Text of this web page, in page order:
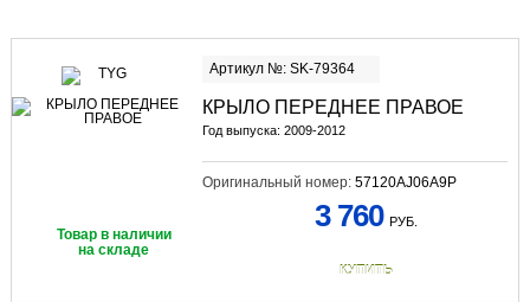
Артикул №: SK-79364
КРЫЛО ПЕРЕДНЕЕ ПРАВОЕ
Год выпуска: 2009-2012
Оригинальный номер: 57120AJ06A9P
Товар в наличии
на складе
3 760 РУБ.
КУПИТЬ